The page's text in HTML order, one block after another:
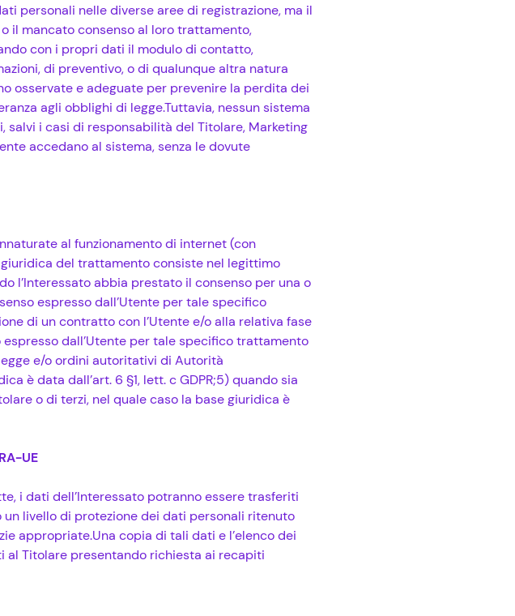
personali nelle diverse aree di registrazione, ma il
il mancato consenso al loro trattamento,
con i propri dati il modulo di contatto,
di preventivo, o di qualunque altra natura
osservate e adeguate per prevenire la perdita dei
agli obblighi di legge.Tuttavia, nessun sistema
salvi i casi di responsabilità del Titolare, Marketing
accedano al sistema, senza le dovute
al funzionamento di internet (con
del trattamento consiste nel legittimo
l’Interessato abbia prestato il consenso per una o
espresso dall’Utente per tale specifico
di un contratto con l’Utente e/o alla relativa fase
dall’Utente per tale specifico trattamento
e/o ordini autoritativi di Autorità
è data dall’art. 6 §1, lett. c GDPR;5) quando sia
o di terzi, nel quale caso la base giuridica è
UE
i dati dell’Interessato potranno essere trasferiti
un livello di protezione dei dati personali ritenuto
appropriate.Una copia di tali dati e l’elenco dei
al Titolare presentando richiesta ai recapiti